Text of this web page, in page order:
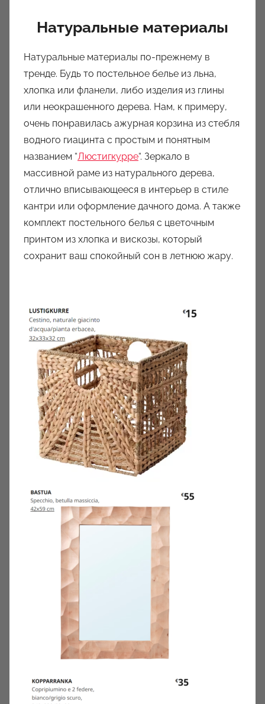
Натуральные материалы
Натуральные материалы по-прежнему в
тренде. Будь то постельное белье из льна,
хлопка или фланели, либо изделия из глины
или неокрашенного дерева. Нам, к примеру,
очень понравилась ажурная корзина из стебля
водного гиацинта с простым и понятным
названием “Люстигкурре“. Зеркало в
массивной раме из натурального дерева,
отлично вписывающееся в интерьер в стиле
кантри или оформление дачного дома. А также
комплект постельного белья с цветочным
принтом из хлопка и вискозы, который
сохранит ваш спокойный сон в летнюю жару.